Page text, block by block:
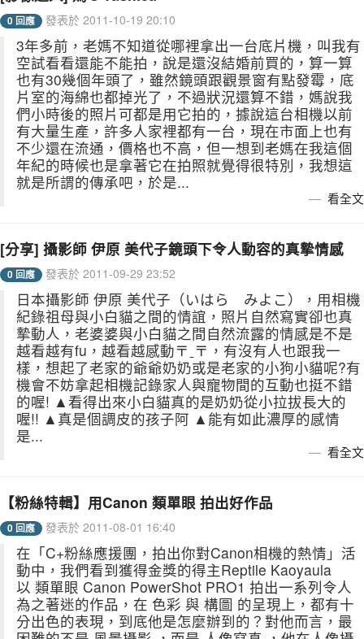
0 回應 發表於 2011-10-19 20:10
3年多前，老媽不知道從哪裡拿出一台底片機，叫我有
空試看看還能不能拍，說是還沒結婚前買的，算一算
也有30幾個年頭了，雖然鏡頭跟觀景窗有點發霉，底
片室的海綿也都掉光了，不過狀況還算不錯，媽說我
們小時後的照片可都是用它拍的，據說這台相機以前
有大量生產，許多人家裡都有一台，現在市面上也有
不少還在流通，價格也不高，但一想到老媽在我這個
年紀的時候也是拿著它在拍照就覺得很特別，我想這
就是所謂的傳承吧，於是...
看全文
[分享] 攝影師 伊原 美代子鏡頭下令人動容的真摯情感
0 回應 發表於 2011-09-29 23:52
日本攝影師 伊原 美代子（いはら みよこ），用相機
紀錄祖母與小白貓之間的情誼，照片自然寫實卻也真
摯動人，老婆婆與小白貓之間自然流露的情感是不是
越看越有fu，越看越感動〒ˍ〒，有沒有人也跟我一
樣，想起了老家的爺爺奶奶或是老家的小狗小貓呢?有
機會不妨拿起相機記錄家人與寵物間的互動也挺不錯
的喔! ▲看得出來小白貓真的是奶奶從小拉拔長大的
喔!! ▲真是個調皮的孩子阿 ▲能有如此濃厚的感情
是...
看全文
【粉絲特輯】用Canon 類單眼 拍出好作品
0 回應 發表於 2011-08-01 16:40
在「C+粉絲應援團，拍出你對Canon相機的熱情」活
動中，我們看到獲得金獎的得主Reptile Kaoyaula
以 類單眼 Canon PowerShot PRO1 拍出一系列令人
為之著迷的作品，在 色彩 與 構圖 的呈現上，都有十
分出色的表現，到底他是怎麼辦到的？對他而言，最